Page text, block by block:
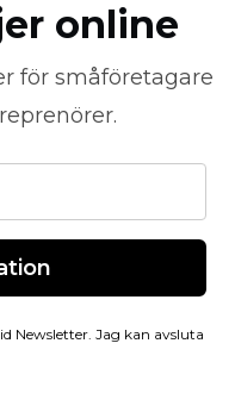
online
för småföretagare
Newsletter. Jag kan avsluta